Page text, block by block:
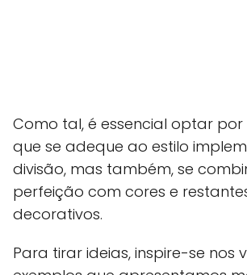
Como tal, é essencial optar
que se adeque ao estilo
divisão, mas também, se
perfeição com cores e
decorativos.
Para tirar ideias, inspire-se nos